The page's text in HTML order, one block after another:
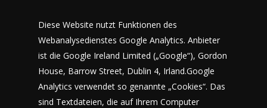
Diese Website nutzt Funktionen des
Webanalysedienstes Google Analytics. Anbieter
ist die Google Ireland Limited („Google“), Gordon
House, Barrow Street, Dublin 4, Irland.Google
Analytics verwendet so genannte „Cookies“. Das
sind Textdateien, die auf Ihrem Computer